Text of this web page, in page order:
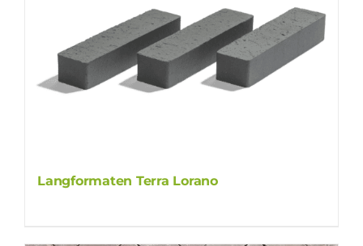
Langformaten Terra Lorano